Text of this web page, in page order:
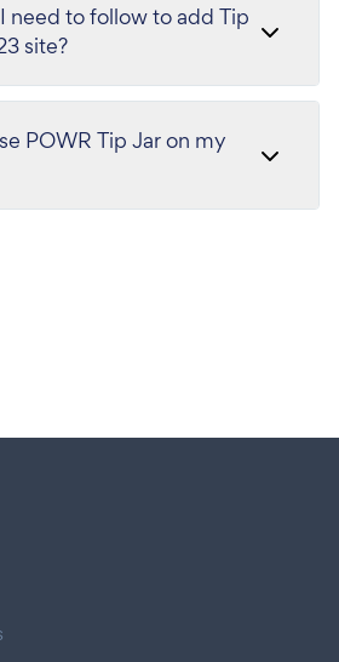
need to follow to add Tip
site?
POWR Tip Jar on my